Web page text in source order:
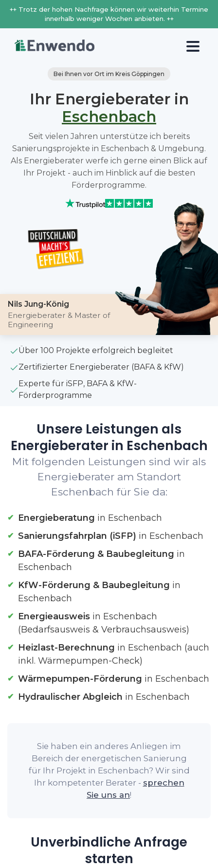
++ Trotz der hohen Nachfrage können wir weiterhin Termine
innerhalb weniger Wochen anbieten. ++
Bei Ihnen vor Ort im Kreis Göppingen
Ihr Energieberater in
Eschenbach
Seit vielen Jahren unterstütze ich bereits
Sanierungsprojekte in Eschenbach & Umgebung.
Als Energieberater werfe ich gerne einen Blick auf
Ihr Projekt - auch im Hinblick auf die besten
Förderprogramme.
Nils Jung-König
Energieberater & Master of
Engineering
Über 100 Projekte erfolgreich begleitet
Zertifizierter Energieberater (BAFA & KfW)
Experte für iSFP, BAFA & KfW-
Förderprogramme
Unsere Leistungen als
Energieberater in Eschenbach
Mit folgenden Leistungen sind wir als
Energieberater am Standort
Eschenbach für Sie da:
Energieberatung in Eschenbach
Sanierungsfahrplan (iSFP) in Eschenbach
BAFA-Förderung & Baubegleitung in
Eschenbach
KfW-Förderung & Baubegleitung in
Eschenbach
Energieausweis in Eschenbach
(Bedarfsausweis & Verbrauchsausweis)
Heizlast-Berechnung in Eschenbach (auch
inkl. Wärmepumpen-Check)
Wärmepumpen-Förderung in Eschenbach
Hydraulischer Abgleich in Eschenbach
Sie haben ein anderes Anliegen im
Bereich der energetischen Sanierung
für Ihr Projekt in Eschenbach? Wir sind
Ihr kompetenter Berater - sprechen
Sie uns an!
Unverbindliche Anfrage
starten